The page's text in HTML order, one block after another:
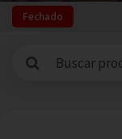
Fechado